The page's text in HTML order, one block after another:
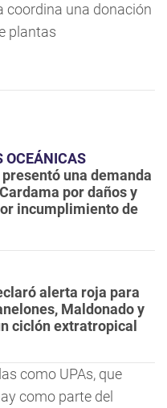
coordina una donación
plantas
OCEÁNICAS
una demanda
por daños y
incumplimiento de
alerta roja para
Maldonado y
ciclón extratropical
como UPAs, que
como parte del